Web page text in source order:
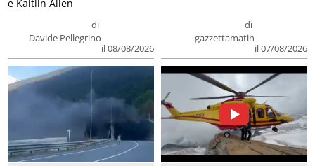
di
Davide Pellegrino
il 08/08/2026
e Kaitlin Allen
di
gazzettamatin
il 07/08/2026